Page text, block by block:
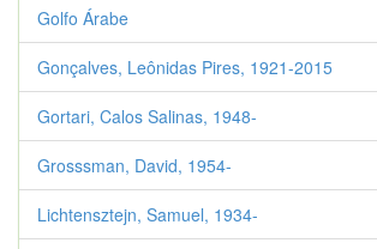
Golfo Árabe
Gonçalves, Leônidas Pires, 1921-2015
Gortari, Calos Salinas, 1948-
Grosssman, David, 1954-
Lichtensztejn, Samuel, 1934-